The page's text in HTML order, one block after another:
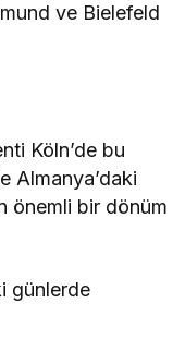
ve Bielefeld
Köln’de bu
Almanya’daki
önemli bir dönüm
günlerde